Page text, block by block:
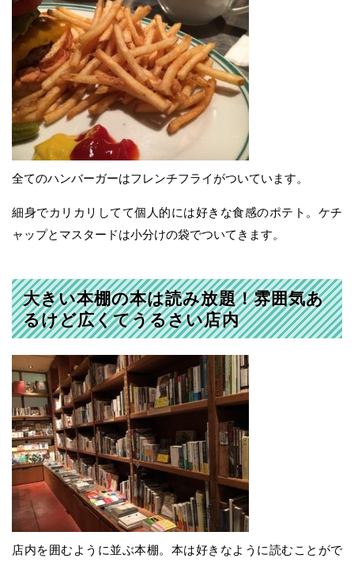
全てのハンバーガーはフレンチフライがついています。
細身でカリカリしてて個人的には好きな食感のポテト。ケチ
ャップとマスタードは小分けの袋でついてきます。
大きい本棚の本は読み放題！雰囲気あ
るけど広くてうるさい店内
店内を囲むように並ぶ本棚。本は好きなように読むことがで